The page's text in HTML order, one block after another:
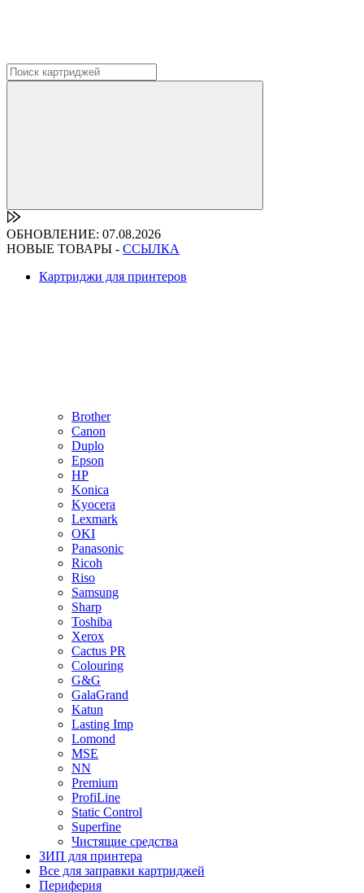
ОБНОВЛЕНИЕ: 07.08.2026
НОВЫЕ ТОВАРЫ - ССЫЛКА
Картриджи для принтеров
Brother
Canon
Duplo
Epson
HP
Konica
Kyocera
Lexmark
OKI
Panasonic
Ricoh
Riso
Samsung
Sharp
Toshiba
Xerox
Cactus PR
Colouring
G&G
GalaGrand
Katun
Lasting Imp
Lomond
MSE
NN
Premium
ProfiLine
Static Control
Superfine
Чистящие средства
ЗИП для принтера
Все для заправки картриджей
Периферия